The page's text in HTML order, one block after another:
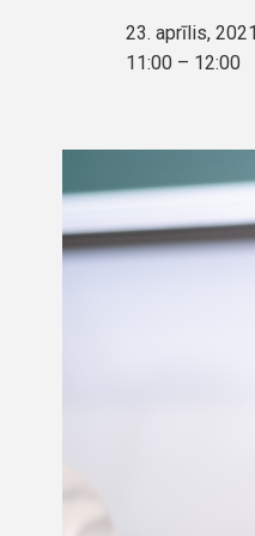
23. aprīlis,
11:00 – 12:00